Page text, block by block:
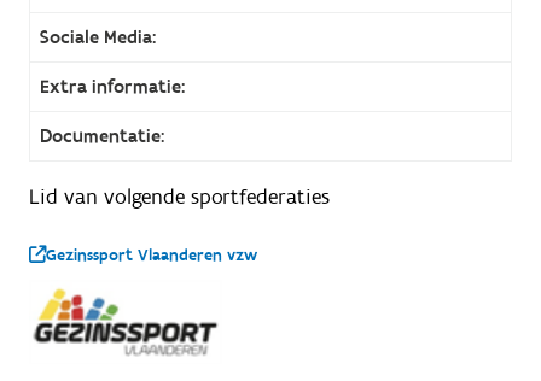
Sociale Media:
Extra informatie:
Documentatie:
Lid van volgende sportfederaties
Gezinssport Vlaanderen vzw